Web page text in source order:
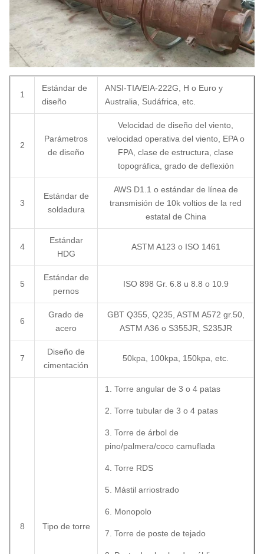
1
Estándar de
diseño
ANSI-TIA/EIA-222G, H o Euro y
Australia, Sudáfrica, etc.
2
Parámetros
de diseño
Velocidad de diseño del viento,
velocidad operativa del viento, EPA o
FPA, clase de estructura, clase
topográfica, grado de deflexión
3
Estándar de
soldadura
AWS D1.1 o estándar de línea de
transmisión de 10k voltios de la red
estatal de China
4
Estándar
HDG
ASTM A123 o ISO 1461
5
Estándar de
pernos
ISO 898 Gr. 6.8 u 8.8 o 10.9
6
Grado de
acero
GBT Q355, Q235, ASTM A572 gr.50,
ASTM A36 o S355JR, S235JR
7
Diseño de
cimentación
50kpa, 100kpa, 150kpa, etc.
8 Tipo de torre
1. Torre angular de 3 o 4 patas
2. Torre tubular de 3 o 4 patas
3. Torre de árbol de
pino/palmera/coco camuflada
4. Torre RDS
5. Mástil arriostrado
6. Monopolo
7. Torre de poste de tejado